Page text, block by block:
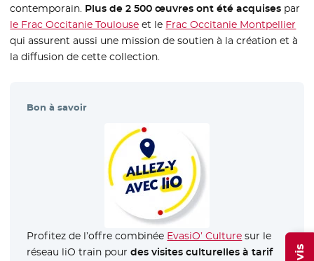
contemporain. Plus de 2 500 œuvres ont été acquises par
le Frac Occitanie Toulouse - Nouvelle fenêtre
et le Frac Occitanie Montpellier
qui assurent aussi une mission de soutien à la création et à
la diffusion de cette collection.
Bon à savoir
Profitez de l’offre combinée EvasiO’ Culture - Nouvelle
sur le
réseau liO train pourdes visites culturelles à tarif